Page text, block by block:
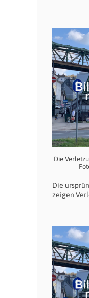
Die
Die
zeigen